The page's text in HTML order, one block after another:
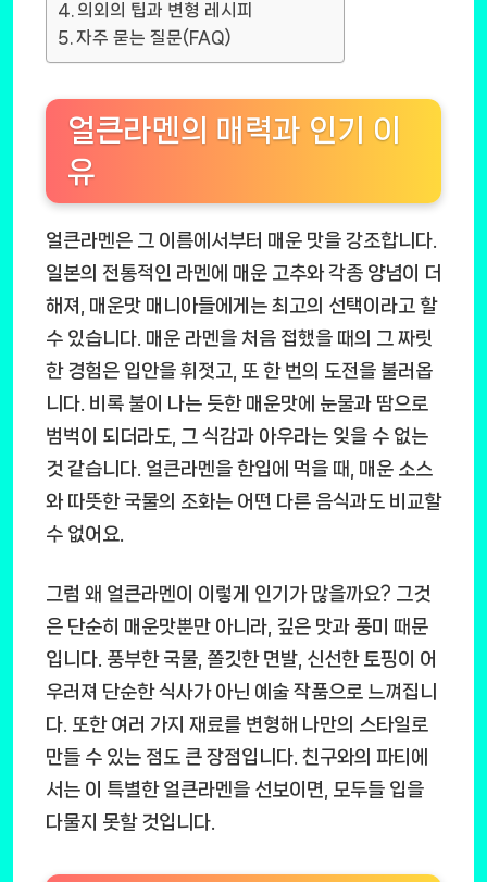
의외의 팁과 변형 레시피
자주 묻는 질문(FAQ)
얼큰라멘의 매력과 인기 이
유
얼큰라멘은 그 이름에서부터 매운 맛을 강조합니다.
일본의 전통적인 라멘에 매운 고추와 각종 양념이 더
해져, 매운맛 매니아들에게는 최고의 선택이라고 할
수 있습니다. 매운 라멘을 처음 접했을 때의 그 짜릿
한 경험은 입안을 휘젓고, 또 한 번의 도전을 불러옵
니다. 비록 불이 나는 듯한 매운맛에 눈물과 땀으로
범벅이 되더라도, 그 식감과 아우라는 잊을 수 없는
것 같습니다. 얼큰라멘을 한입에 먹을 때, 매운 소스
와 따뜻한 국물의 조화는 어떤 다른 음식과도 비교할
수 없어요.
그럼 왜 얼큰라멘이 이렇게 인기가 많을까요? 그것
은 단순히 매운맛뿐만 아니라, 깊은 맛과 풍미 때문
입니다. 풍부한 국물, 쫄깃한 면발, 신선한 토핑이 어
우러져 단순한 식사가 아닌 예술 작품으로 느껴집니
다. 또한 여러 가지 재료를 변형해 나만의 스타일로
만들 수 있는 점도 큰 장점입니다. 친구와의 파티에
서는 이 특별한 얼큰라멘을 선보이면, 모두들 입을
다물지 못할 것입니다.